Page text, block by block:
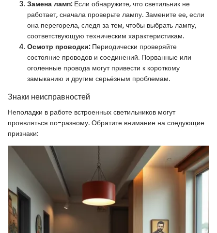
Замена ламп:Если обнаружите, что светильник не
работает, сначала проверьте лампу. Замените ее, если
она перегорела, следя за тем, чтобы выбрать лампу,
соответствующую техническим характеристикам.
Осмотр проводки:Периодически проверяйте
состояние проводов и соединений. Порванные или
оголенные провода могут привести к короткому
замыканию и другим серьёзным проблемам.
Знаки неисправностей
Неполадки в работе встроенных светильников могут
проявляться по-разному. Обратите внимание на следующие
признаки: